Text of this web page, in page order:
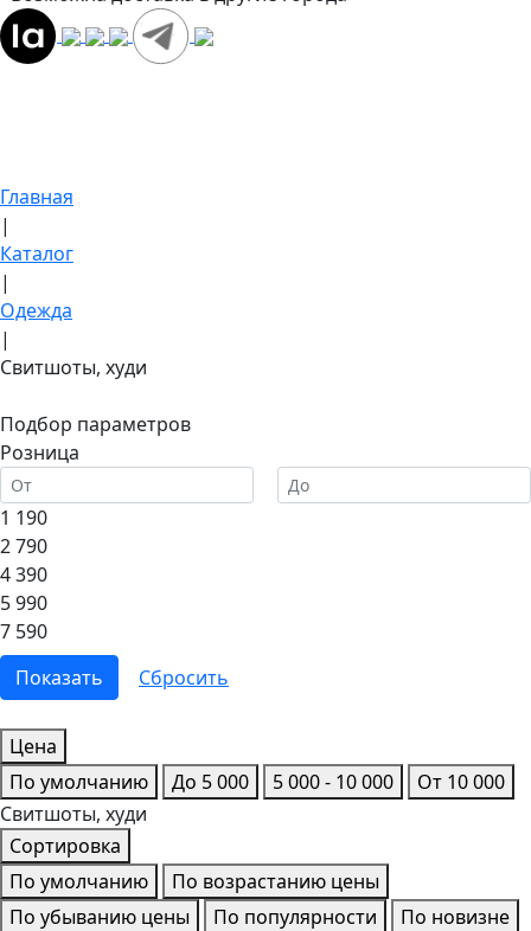
Главная
|
Каталог
|
Одежда
|
Свитшоты, худи
Подбор параметров
Розница
1 190
2 790
4 390
5 990
7 590
Цена
По умолчанию
До 5 000 5 000 - 10 000
От 10 000
Свитшоты, худи
Сортировка
По умолчанию
По возрастанию цены
По убыванию цены
По популярности
По новизне